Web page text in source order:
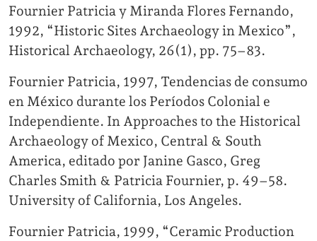
Fournier Patricia y Miranda Flores Fernando,
1992, “Historic Sites Archaeology in Mexico”,
Historical Archaeology, 26(1), pp. 75–83.
Fournier Patricia, 1997, Tendencias de consumo
en México durante los Períodos Colonial e
Independiente. In Approaches to the Historical
Archaeology of Mexico, Central & South
America, editado por Janine Gasco, Greg
Charles Smith & Patricia Fournier, p. 49–58.
University of California, Los Angeles.
Fournier Patricia, 1999, “Ceramic Production